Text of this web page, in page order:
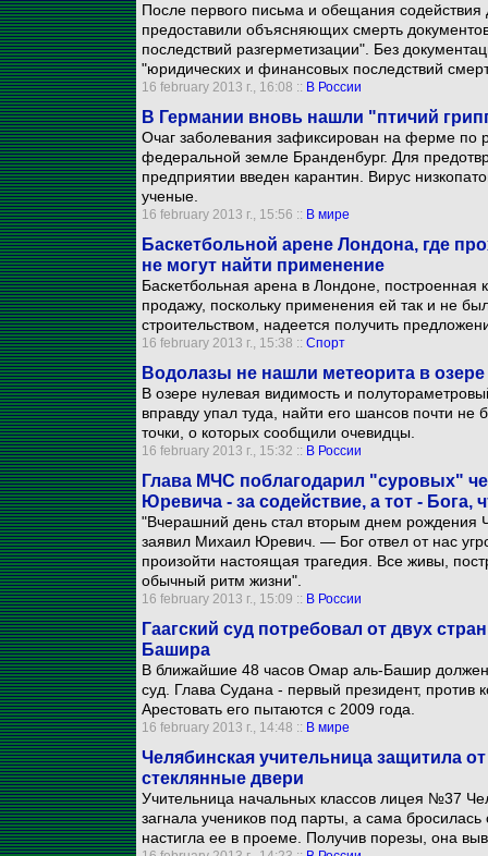
После первого письма и обещания
предоставили объясняющих смерть
последствий разгерметизации". Без
"юридических и финансовых последствий
16 february 2013 г., 16:08 :: В России
В Германии вновь нашли "птичий
Очаг заболевания зафиксирован на ферме
федеральной земле Бранденбург. Для
предприятии введен карантин. Вирус
ученые.
16 february 2013 г., 15:56 :: В мире
Баскетбольной арене Лондона, где
не могут найти применение
Баскетбольная арена в Лондоне,
продажу, поскольку применения ей так и не
строительством, надеется получить
16 february 2013 г., 15:38 :: Спорт
Водолазы не нашли метеорита в
В озере нулевая видимость и
вправду упал туда, найти его шансов почти
точки, о которых сообщили очевидцы.
16 february 2013 г., 15:32 :: В России
Глава МЧС поблагодарил "суровых"
Юревича - за содействие, а тот - Бога,
"Вчерашний день стал вторым днем рождения
заявил Михаил Юревич. — Бог отвел от нас
произойти настоящая трагедия. Все живы,
обычный ритм жизни".
16 february 2013 г., 15:09 :: В России
Гаагский суд потребовал от двух
Башира
В ближайшие 48 часов Омар аль-Башир
суд. Глава Судана - первый президент, против
Арестовать его пытаются с 2009 года.
16 february 2013 г., 14:48 :: В мире
Челябинская учительница защитила
стеклянные двери
Учительница начальных классов лицея №37
загнала учеников под парты, а сама
настигла ее в проеме. Получив порезы, она